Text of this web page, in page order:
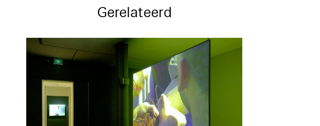
Gerelateerd